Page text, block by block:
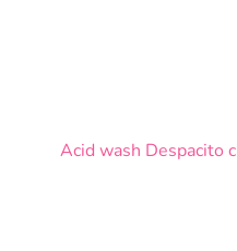
Acid wash Despacito